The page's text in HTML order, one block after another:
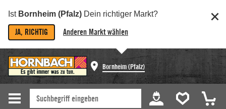
Ist Bornheim (Pfalz) Dein richtiger Markt?
JA, RICHTIG Anderen Markt wählen
Bornheim (Pfalz)